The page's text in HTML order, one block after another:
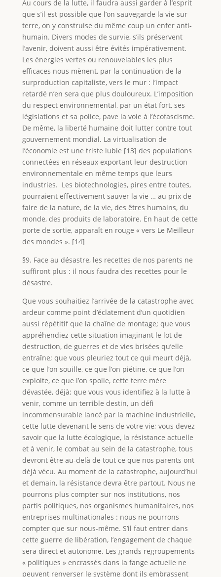
Au cours de la lutte, il faudra aussi garder à l’esprit
que s’il est possible que l’on sauvegarde la vie sur
terre, on y construise du même coup un enfer anti-
humain. Divers modes de survie, s’ils préservent
l’avenir, doivent aussi être évités impérativement.
Les énergies vertes ou renouvelables les plus
efficaces nous mènent, par la continuation de la
surproduction capitaliste, vers le mur : l’impact
retardé n’en sera que plus douloureux. L’imposition
du respect environnemental, par un état fort, ses
législations et sa police, pave la voie à l’écofascisme.
De même, la liberté humaine doit lutter contre tout
gouvernement mondial. La virtualisation de
l’économie est une triste lubie [13] des populations
connectées en réseaux exportant leur destruction
environnementale en même temps que leurs
industries. Les biotechnologies, pires entre toutes,
pourraient effectivement sauver la vie … au prix de
faire de la nature, de la vie, des êtres humains, du
monde, des produits de laboratoire. En haut de cette
porte de sortie, apparaît en rouge « vers Le Meilleur
des mondes ». [14]
§9. Face au désastre, les recettes de nos parents ne
suffiront plus : il nous faudra des recettes pour le
désastre.
Que vous souhaitiez l’arrivée de la catastrophe avec
ardeur comme point d’éclatement d’un quotidien
aussi répétitif que la chaîne de montage; que vous
appréhendiez cette situation imaginant le lot de
destruction, de guerres et de vies brisées qu’elle
entraîne; que vous pleuriez tout ce qui meurt déjà,
ce que l’on souille, ce que l’on piétine, ce que l’on
exploite, ce que l’on spolie, cette terre mère
dévastée, déjà; que vous vous identifiez à la lutte à
venir, comme un terrible destin, un défi
incommensurable lancé par la machine industrielle,
cette lutte devenant le sens de votre vie; vous devez
savoir que la lutte écologique, la résistance actuelle
et à venir, le combat au sein de la catastrophe, tous
devront être au-delà de tout ce que nos parents ont
déjà vécu. Au moment de la catastrophe, aujourd’hui
et demain, la résistance devra être partout. Nous ne
pourrons plus compter sur nos institutions, nos
partis politiques, nos organismes humanitaires, nos
entreprises multinationales : nous ne pourrons
compter que sur nous-même. S’il faut entrer dans
cette guerre de libération, l’engagement de chaque
sera direct et autonome. Les grands regroupements
« politiques » encrassés dans la fange actuelle ne
peuvent renverser le système dont ils embrassent